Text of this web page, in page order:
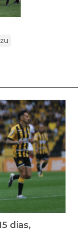
dias,